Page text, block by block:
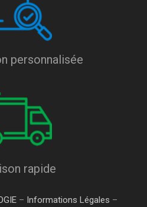
personnalisée
rapide
– Informations Légales –